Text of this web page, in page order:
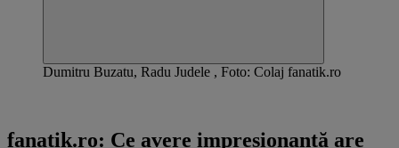
Dumitru Buzatu, Radu Judele , Foto: Colaj fanatik.ro
fanatik.ro: Ce avere impresionantă are